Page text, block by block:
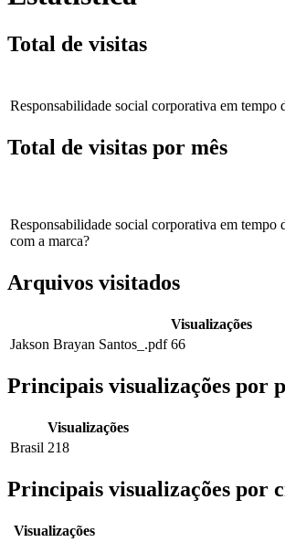
Total de visitas
Responsabilidade social corporativa em
Total de visitas por mês
Responsabilidade social corporativa em
com a marca?
Arquivos visitados
Visualizações
Jakson Brayan Santos_.pdf 66
Principais visualizações por
Visualizações
Brasil 218
Principais visualizações por
Visualizações